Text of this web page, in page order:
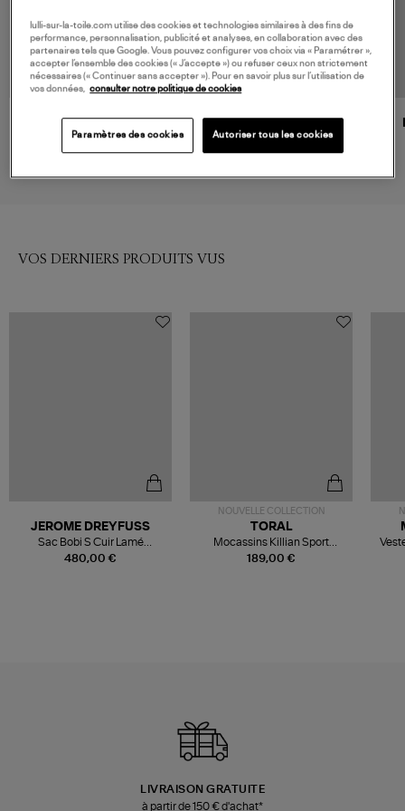
950,00 €
CECILIE BAHNSEN
Top With Waist Ruffle White
850,00 €
Top Ea Blanc
VOS DERNIERS PRODUITS VUS
480,00 €
JEROME DREYFUSS
Sac Bobi S Cuir Lamé
Champagne
NOUVELLE COLLECTION
189,00 €
TORAL
Mocassins Killian Sport
Mousse
LIVRAISON GRATUITE
à partir de 150 € d'achat*
lulli-sur-la-toile.com utilise des cookies et technologies similaires à des fins de
performance, personnalisation, publicité et analyses, en collaboration avec des
partenaires tels que Google. Vous pouvez configurer vos choix via « Paramétrer »,
accepter l’ensemble des cookies (« J’accepte ») ou refuser ceux non strictement
nécessaires (« Continuer sans accepter »). Pour en savoir plus sur l’utilisation de
vos données,
consulter notre politique de cookies
Paramètres des cookies Autoriser tous les cookies